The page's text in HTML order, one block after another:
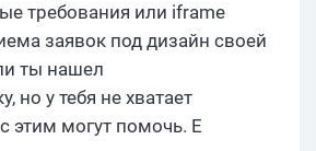
требования или iframe
заявок под дизайн своей
ты нашел
но у тебя не хватает
этим могут помочь. Е